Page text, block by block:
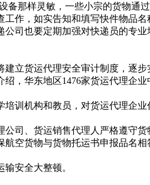
那样灵敏，一些小宗的货物通
作，如实告知和填写快件物品
司也要定期加强对快递员的专业
货运代理安全审计制度，逐
，华东地区1476家货运代理企
机构和教员，对货运代理企业
、货运销售代理人严格遵守货
空货物与货物托运书申报品名
安全大整顿。